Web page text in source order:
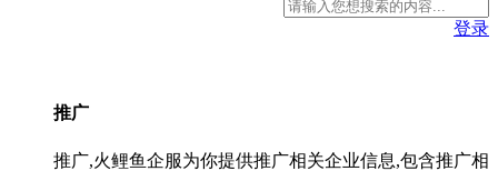
登录
推广
推广,火鲤鱼企服为你提供推广相关企业信息,包含推广相